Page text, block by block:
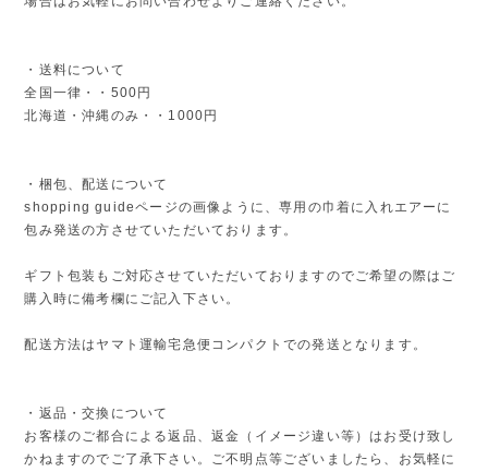
・送料について
全国一律・・500円
北海道・沖縄のみ・・1000円
・梱包、配送について
shopping guideページの画像ように、専用の巾着に入れエアーに
包み発送の方させていただいております。
ギフト包装もご対応させていただいておりますのでご希望の際はご
購入時に備考欄にご記入下さい。
配送方法はヤマト運輸宅急便コンパクトでの発送となります。
・返品・交換について
お客様のご都合による返品、返金（イメージ違い等）はお受け致し
かねますのでご了承下さい。ご不明点等ございましたら、お気軽に